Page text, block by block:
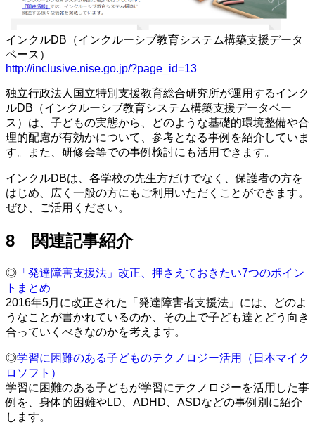
インクルDB（インクルーシブ教育システム構築支援データ
ベース）
http://inclusive.nise.go.jp/?page_id=13
独立行政法人国立特別支援教育総合研究所が運用するインク
ルDB（インクルーシブ教育システム構築支援データベー
ス）は、子どもの実態から、どのような基礎的環境整備や合
理的配慮が有効かについて、参考となる事例を紹介していま
す。また、研修会等での事例検討にも活用できます。
インクルDBは、各学校の先生方だけでなく、保護者の方を
はじめ、広く一般の方にもご利用いただくことができます。
ぜひ、ご活用ください。
8 関連記事紹介
◎ 「発達障害支援法」改正、押さえておきたい7つのポイン
トまとめ
2016年5月に改正された「発達障害者支援法」には、どのよ
うなことが書かれているのか、その上で子ども達とどう向き
合っていくべきなのかを考えます。
◎学習に困難のある子どものテクノロジー活用（日本マイク
ロソフト）
学習に困難のある子どもが学習にテクノロジーを活用した事
例を、身体的困難やLD、ADHD、ASDなどの事例別に紹介
します。